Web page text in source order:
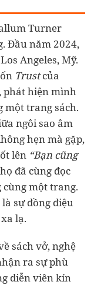
Turner
Đầu năm 2024,
Angeles, Mỹ.
Trustcủa
phát hiện mình
một trang sách.
ngôi sao âm
hẹn mà gặp,
lên “Bạn cũng
đã cùng đọc
cùng một trang.
sự đồng điệu
lạ.
sách vở, nghệ
ra sự phù
diễn viên kín